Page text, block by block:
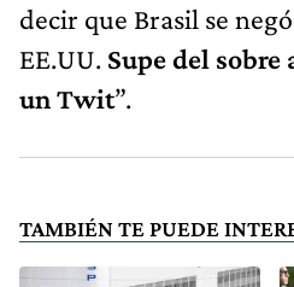
decir que Brasil se
EE.UU. Supe del sobre
un Twit”.
TAMBIÉN TE PUEDE